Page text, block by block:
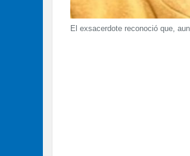
El exsacerdote reconoció que,